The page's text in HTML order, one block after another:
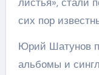
сих пор
Юрий Шатунов
альбомы и